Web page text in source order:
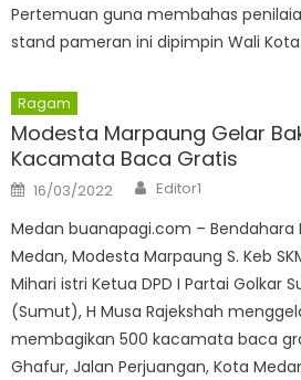
Pertemuan guna membahas
stand pameran ini dipimpin Wali Kota
Ragam
Modesta Marpaung Gelar
Kacamata Baca Gratis
Posted
on
16/03/2022 Author
Editor1
Medan buanapagi.com – Bendahara
Medan, Modesta Marpaung S. Keb
Mihari istri Ketua DPD I Partai Golkar
(Sumut), H Musa Rajekshah
membagikan 500 kacamata baca
Ghafur, Jalan Perjuangan, Kota